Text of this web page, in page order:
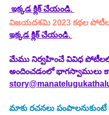
ఇక్కడ క్లిక్ చేయండి.
విజయదశమి 2023 కథల
ఇక్కడ క్లిక్ చేయండి.
మేము నిర్వహించే వివిధ
అందించడంలో భాగస్వాములు
మాకు రచనలు